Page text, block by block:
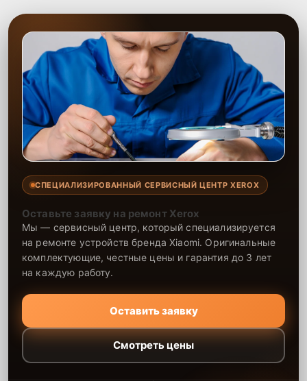
СПЕЦИАЛИЗИРОВАННЫЙ СЕРВИСНЫЙ ЦЕНТР XEROX
Оставьте заявку на ремонт Xerox
Мы — сервисный центр, который специализируется
на ремонте устройств бренда Xiaomi. Оригинальные
комплектующие, честные цены и гарантия до 3 лет
на каждую работу.
Оставить заявку
Смотреть цены